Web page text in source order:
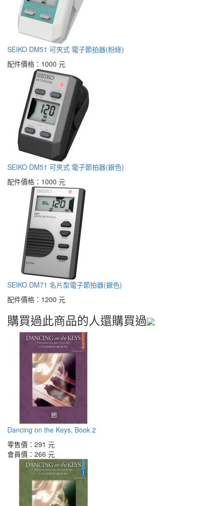
SEIKO DM51 可夾式 電子節拍器(粉綠)
配件價格： 1000 元
SEIKO DM51 可夾式 電子節拍器(銀色)
配件價格： 1000 元
SEIKO DM71 名片型電子節拍器(銀色)
配件價格： 1200 元
購買過此商品的人還購買過
Dancing on the Keys, Book 2
零售價： 291 元
會員價： 266 元